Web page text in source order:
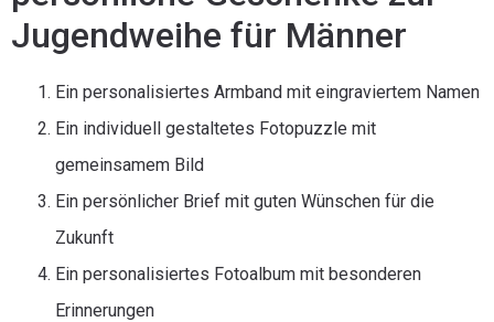
Jugendweihe für Männer
Ein personalisiertes Armband mit eingraviertem Namen
Ein individuell gestaltetes Fotopuzzle mit
gemeinsamem Bild
Ein persönlicher Brief mit guten Wünschen für die
Zukunft
Ein personalisiertes Fotoalbum mit besonderen
Erinnerungen